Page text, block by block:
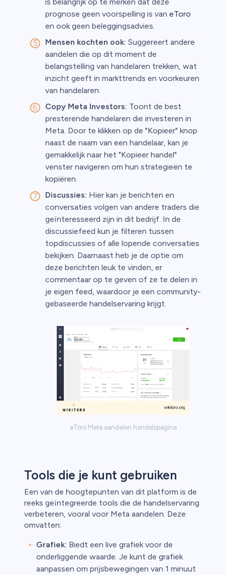
prognose geen voorspelling is van eToro
en ook geen beleggingsadvies.
Mensen kochten ook: Suggereert andere
aandelen die op dit moment de
belangstelling van handelaren trekken, wat
inzicht geeft in markttrends en voorkeuren
van handelaren.
Copy Meta Investors: Toont de best
presterende handelaren die investeren in
Meta. Door te klikken op de "Kopieer" knop
naast de naam van een handelaar, kan je
gemakkelijk naar het "Kopieer handel"
venster navigeren om hun strategieën te
kopiëren.
Discussies: Hier kan je berichten en
conversaties volgen van andere traders die
geïnteresseerd zijn in dit bedrijf. In de
discussiefeed kun je filteren tussen
topdiscussies of alle lopende conversaties
bekijken. Daarnaast heb je de optie om
deze berichten leuk te vinden, er
commentaar op te geven of ze te delen in
je eigen feed, waardoor je een community-
gebaseerde handelservaring krijgt.
eToro Meta aandelen handelspagina
Tools die je kunt gebruiken
Een van de hoogtepunten van dit platform is de
reeks geïntegreerde tools die de handelservaring
verbeteren, vooral voor Meta aandelen. Deze
omvatten:
Grafiek: Biedt een live grafiek voor de
onderliggende waarde. Je kunt de grafiek
aanpassen om prijsbewegingen van 1 minuut